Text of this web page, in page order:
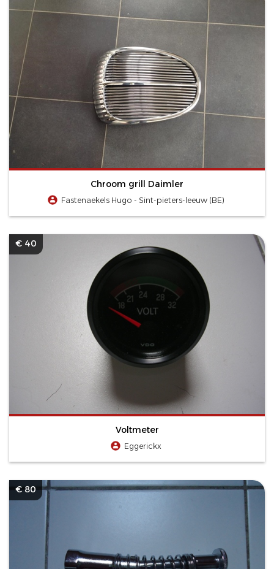
Chroom grill Daimler
Fastenaekels Hugo - Sint-pieters-leeuw (BE)
€ 40
Voltmeter
Eggerickx
€ 80